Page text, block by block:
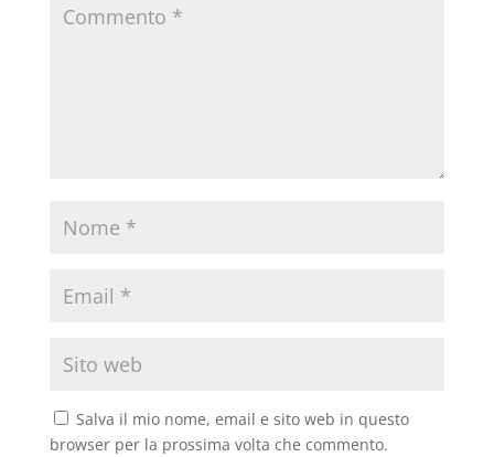
Salva il mio nome, email e sito web in questo
browser per la prossima volta che commento.